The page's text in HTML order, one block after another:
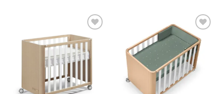
Añadir
a la
Añadir
a la
lista de
deseos